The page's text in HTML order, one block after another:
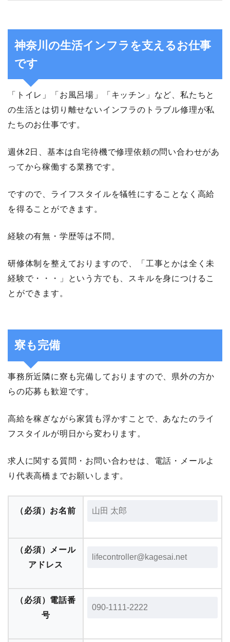
神奈川の生活インフラを支えるお仕事
です
「トイレ」「お風呂場」「キッチン」など、私たちと
の生活とは切り離せないインフラのトラブル修理が私
たちのお仕事です。
週休2日、基本は自宅待機で修理依頼の問い合わせがあ
ってから稼働する業務です。
ですので、ライフスタイルを犠牲にすることなく高給
を得ることができます。
経験の有無・学歴等は不問。
研修体制を整えておりますので、「工事とかは全く未
経験で・・・」という方でも、スキルを身につけるこ
とができます。
寮も完備
事務所近隣に寮も完備しておりますので、県外の方か
らの応募も歓迎です。
高給を稼ぎながら家賃も浮かすことで、あなたのライ
フスタイルが明日から変わります。
求人に関する質問・お問い合わせは、電話・メールよ
り代表高橋までお願いします。
（必須） お名前
（必須）
メール
アドレス
（必須） 電話番
号